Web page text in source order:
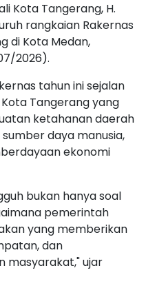
Kota Tangerang, H.
rangkaian Rakernas
di Kota Medan,
2026).
tahun ini sejalan
Tangerang yang
ketahanan daerah
daya manusia,
ekonomi
bukan hanya soal
pemerintah
yang memberikan
dan
masyarakat," ujar